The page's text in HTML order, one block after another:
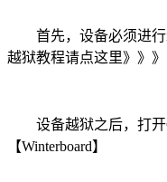
首先，设备必须进行
越狱教程请点这里》》》
设备越狱之后，打开
【Winterboard】